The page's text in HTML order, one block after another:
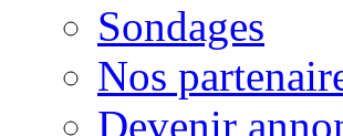
Sondages
Nos
Devenir